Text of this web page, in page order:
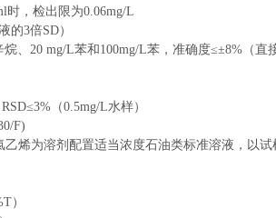
时，检出限为0.06mg/L
的3倍SD）
、20 mg/L苯和100mg/L苯，准确度≤±8%（
（0.5mg/L水样）
F)
烯为溶剂配置适当浓度石油类标准溶液，以
）